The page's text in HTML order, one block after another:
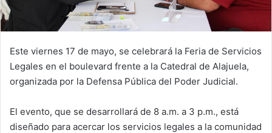
Este viernes 17 de mayo, se celebrará la Feria de Servicios
Legales en el boulevard frente a la Catedral de Alajuela,
organizada por la Defensa Pública del Poder Judicial.
El evento, que se desarrollará de 8 a.m. a 3 p.m., está
diseñado para acercar los servicios legales a la comunidad